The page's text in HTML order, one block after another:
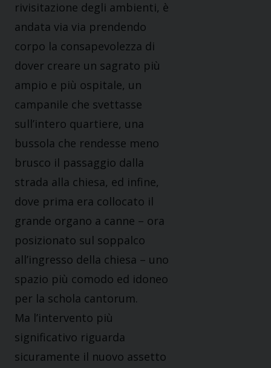
rivisitazione degli ambienti, è
andata via via prendendo
corpo la consapevolezza di
dover creare un sagrato più
ampio e più ospitale, un
campanile che svettasse
sull’intero quartiere, una
bussola che rendesse meno
brusco il passaggio dalla
strada alla chiesa, ed infine,
dove prima era collocato il
grande organo a canne – ora
posizionato sul soppalco
all’ingresso della chiesa – uno
spazio più comodo ed idoneo
per la schola cantorum.
Ma l’intervento più
significativo riguarda
sicuramente il nuovo assetto